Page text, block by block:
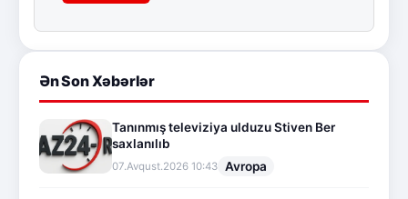
Ən Son Xəbərlər
Tanınmış televiziya ulduzu Stiven Ber
saxlanılıb
07.Avqust.2026 10:43 Avropa